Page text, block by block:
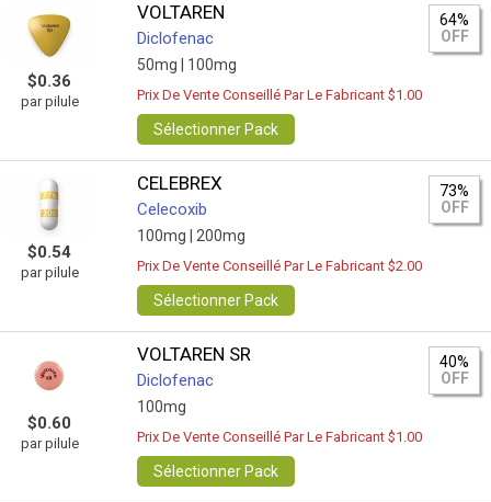
$0.36
par pilule
VOLTAREN
Diclofenac
50mg | 100mg
64%
OFF
Prix De Vente Conseillé Par Le Fabricant $1.00
Sélectionner Pack
$0.54
par pilule
CELEBREX
Celecoxib
100mg | 200mg
73%
OFF
Prix De Vente Conseillé Par Le Fabricant $2.00
Sélectionner Pack
$0.60
par pilule
VOLTAREN SR
Diclofenac
100mg
40%
OFF
Prix De Vente Conseillé Par Le Fabricant $1.00
Sélectionner Pack